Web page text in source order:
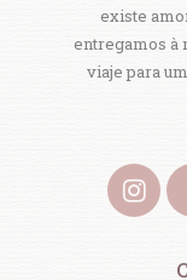
existe
entregamos à
viaje para